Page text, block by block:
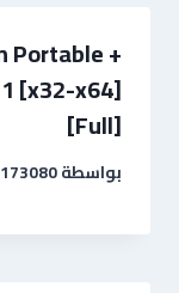
Portable +
[x32-x64]
[Full]
بواسطة